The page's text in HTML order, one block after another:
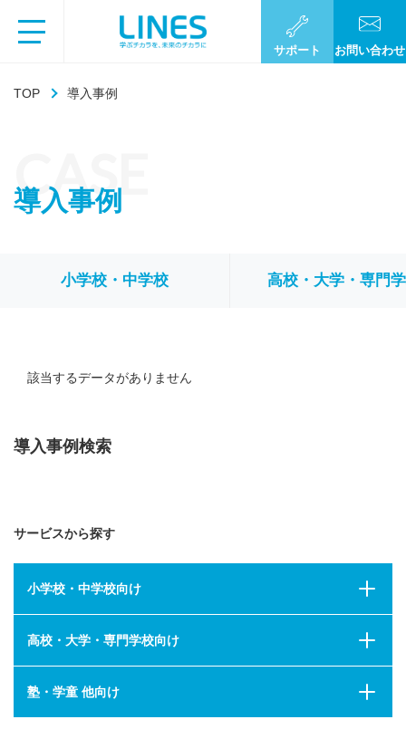
サポート お問い合わせ
TOP 導入事例
CASE
導入事例
小学校・中学校 高校・大学・専門
該当するデータがありません
導入事例検索
サービスから探す
小学校・中学校向け
高校・大学・専門学校向け
塾・学童 他向け